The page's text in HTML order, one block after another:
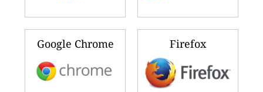
Google Chrome Firefox